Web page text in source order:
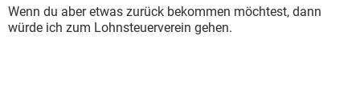
Wenn du aber etwas zurück bekommen möchtest, dann
würde ich zum Lohnsteuerverein gehen.